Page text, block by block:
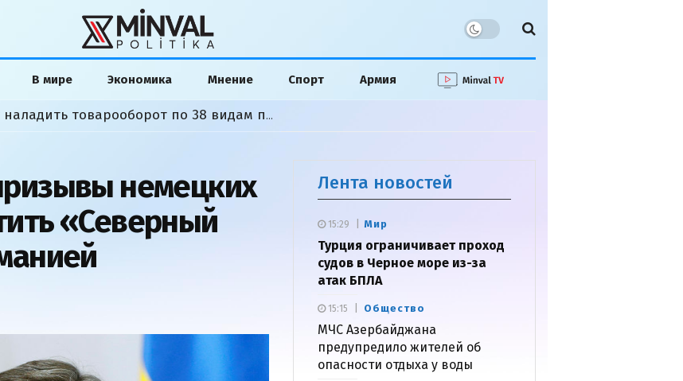
В мире Экономика Мнение Спорт Армия
Азербайджан и Армения могут наладить товарооборот по 38 видам продукции
немецких
«Северный
Лента новостей
Мир
Турция ограничивает проход
судов в Черное море из-за
атак БПЛА
15:29
Общество
МЧС Азербайджана
предупредило жителей об
опасности отдыха у воды
15:15